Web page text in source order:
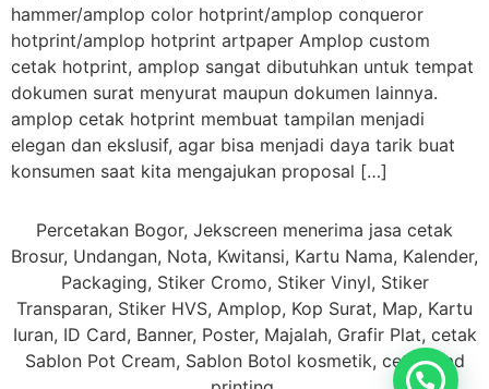
hammer/amplop color hotprint/amplop conqueror
hotprint/amplop hotprint artpaper Amplop custom
cetak hotprint, amplop sangat dibutuhkan untuk tempat
dokumen surat menyurat maupun dokumen lainnya.
amplop cetak hotprint membuat tampilan menjadi
elegan dan ekslusif, agar bisa menjadi daya tarik buat
konsumen saat kita mengajukan proposal […]
Percetakan Bogor, Jekscreen menerima jasa cetak
Brosur, Undangan, Nota, Kwitansi, Kartu Nama, Kalender,
Packaging, Stiker Cromo, Stiker Vinyl, Stiker
Transparan, Stiker HVS, Amplop, Kop Surat, Map, Kartu
Iuran, ID Card, Banner, Poster, Majalah, Grafir Plat, cetak
Sablon Pot Cream, Sablon Botol kosmetik, cetak Pad